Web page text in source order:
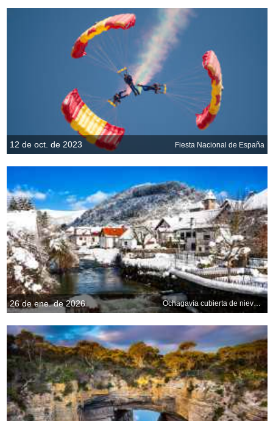
12 de oct. de 2023 Fiesta Nacional de España
26 de ene. de 2026 Ochagavía cubierta de nieve, Navarra, España